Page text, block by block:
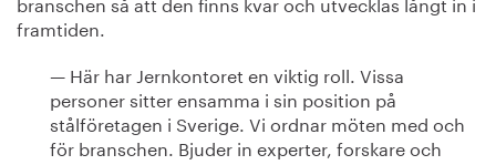
framtiden.
— Här har Jernkontoret en viktig roll. Vissa
personer sitter ensamma i sin position på
stålföretagen i Sverige. Vi ordnar möten med och
för branschen. Bjuder in experter, forskare och